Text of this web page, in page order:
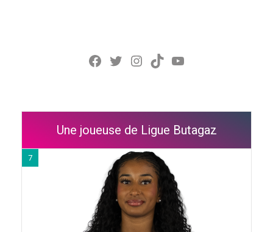
Facebook
Twitter
Instagram
TikTokYouTube
Une joueuse de Ligue Butagaz
7